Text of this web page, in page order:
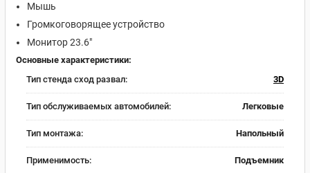
Мышь
Громкоговорящее устройство
Монитор 23.6"
Основные характеристики:
Тип стенда сход развал:
3D
Тип обслуживаемых автомобилей: Легковые
Тип монтажа: Напольный
Применимость: Подъемник